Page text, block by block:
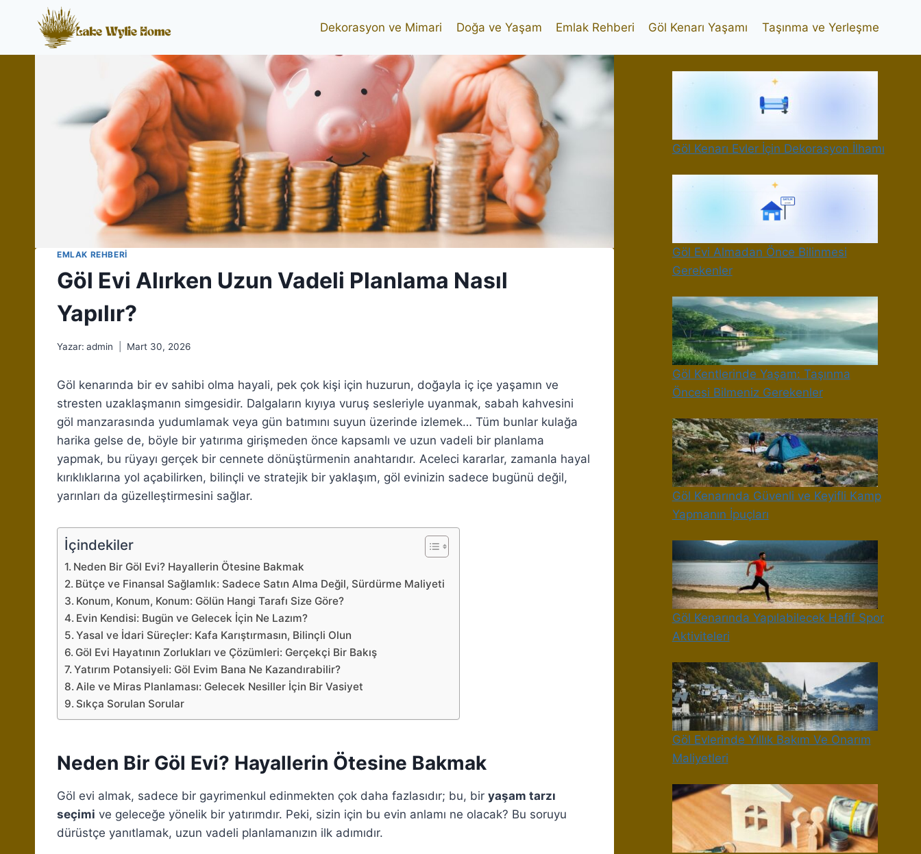
Dekorasyon ve Mimari Doğa ve Yaşam Emlak Rehberi Göl Kenarı Yaşamı Taşınma ve Yerleşme
EMLAK REHBERI
Göl Evi Alırken Uzun Vadeli Planlama Nasıl
Yapılır?
Yazar: admin Mart 30, 2026
Göl kenarında bir ev sahibi olma hayali, pek çok kişi için huzurun, doğayla iç içe yaşamın ve
stresten uzaklaşmanın simgesidir. Dalgaların kıyıya vuruş sesleriyle uyanmak, sabah kahvesini
göl manzarasında yudumlamak veya gün batımını suyun üzerinde izlemek… Tüm bunlar kulağa
harika gelse de, böyle bir yatırıma girişmeden önce kapsamlı ve uzun vadeli bir planlama
yapmak, bu rüyayı gerçek bir cennete dönüştürmenin anahtarıdır. Aceleci kararlar, zamanla hayal
kırıklıklarına yol açabilirken, bilinçli ve stratejik bir yaklaşım, göl evinizin sadece bugünü değil,
yarınları da güzelleştirmesini sağlar.
İçindekiler
Neden Bir Göl Evi? Hayallerin Ötesine Bakmak
Bütçe ve Finansal Sağlamlık: Sadece Satın Alma Değil, Sürdürme Maliyeti
Konum, Konum, Konum: Gölün Hangi Tarafı Size Göre?
Evin Kendisi: Bugün ve Gelecek İçin Ne Lazım?
Yasal ve İdari Süreçler: Kafa Karıştırmasın, Bilinçli Olun
Göl Evi Hayatının Zorlukları ve Çözümleri: Gerçekçi Bir Bakış
Yatırım Potansiyeli: Göl Evim Bana Ne Kazandırabilir?
Aile ve Miras Planlaması: Gelecek Nesiller İçin Bir Vasiyet
Sıkça Sorulan Sorular
Neden Bir Göl Evi? Hayallerin Ötesine Bakmak
Göl evi almak, sadece bir gayrimenkul edinmekten çok daha fazlasıdır; bu, bir yaşam tarzı
seçimi ve geleceğe yönelik bir yatırımdır. Peki, sizin için bu evin anlamı ne olacak? Bu soruyu
dürüstçe yanıtlamak, uzun vadeli planlamanızın ilk adımıdır.
Göl Kenarı Evler İçin Dekorasyon İlhamı
Göl Evi Almadan Önce Bilinmesi
Gerekenler
Göl Kentlerinde Yaşam: Taşınma
Öncesi Bilmeniz Gerekenler
Göl Kenarında Güvenli ve Keyifli Kamp
Yapmanın İpuçları
Göl Kenarında Yapılabilecek Hafif Spor
Aktiviteleri
Göl Evlerinde Yıllık Bakım Ve Onarım
Maliyetleri